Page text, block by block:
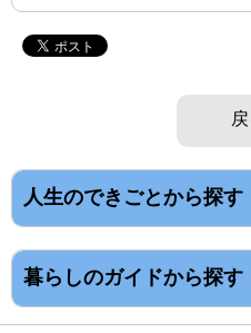
人生のできごとから探す
暮らしのガイドから探す